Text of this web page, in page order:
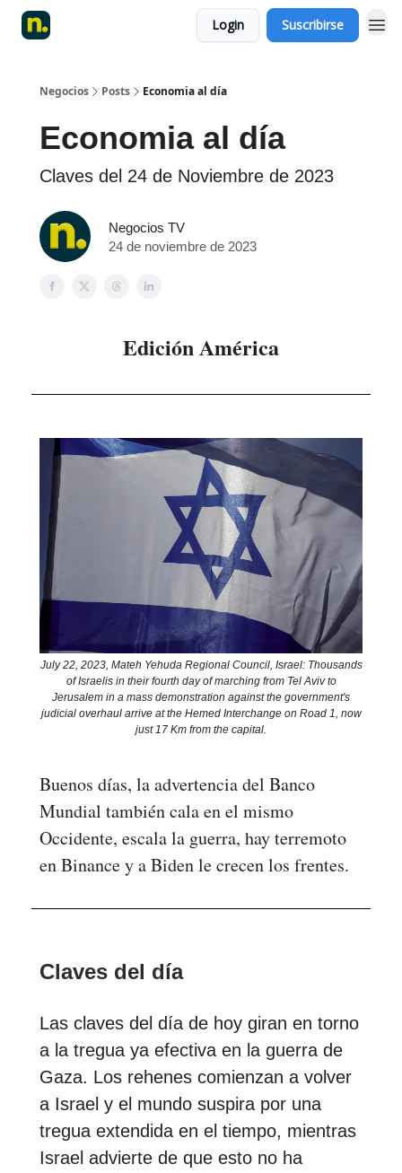
Login Suscribirse
Negocios Posts Economia al día
Economia al día
Claves del 24 de Noviembre de 2023
Negocios TV
24 de noviembre de 2023
Edición América
July 22, 2023, Mateh Yehuda Regional Council, Israel: Thousands
of Israelis in their fourth day of marching from Tel Aviv to
Jerusalem in a mass demonstration against the government's
judicial overhaul arrive at the Hemed Interchange on Road 1, now
just 17 Km from the capital.
Buenos días, la advertencia del Banco
Mundial también cala en el mismo
Occidente, escala la guerra, hay terremoto
en Binance y a Biden le crecen los frentes.
Claves del día
Las claves del día de hoy giran en torno
a la tregua ya efectiva en la guerra de
Gaza. Los rehenes comienzan a volver
a Israel y el mundo suspira por una
tregua extendida en el tiempo, mientras
Israel advierte de que esto no ha